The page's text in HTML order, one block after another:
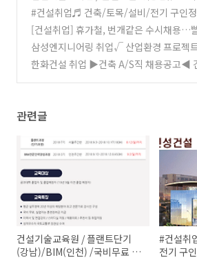
국비무료 취업교육 (0)
#건설취업♬ 건축/토목/설비/전기 구인
6) (0)
[건설취업] 휴가철, 번개같은 수시채용…
먼저 잡는다 (0)
삼성엔지니어링 취업√ 산업환경 프로젝
직 경력채용√
(0)
한화건설 취업 ▶건축 A/S직 채용공고◀
관련글
건설기술교육원 / 플랜트단기
(강남)/BIM(인천) /국비무료 취
#건설취
전기 구